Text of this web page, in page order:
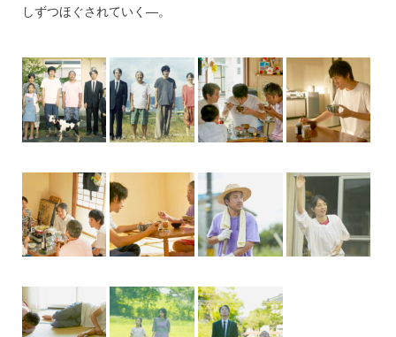
しずつほぐされていく―。